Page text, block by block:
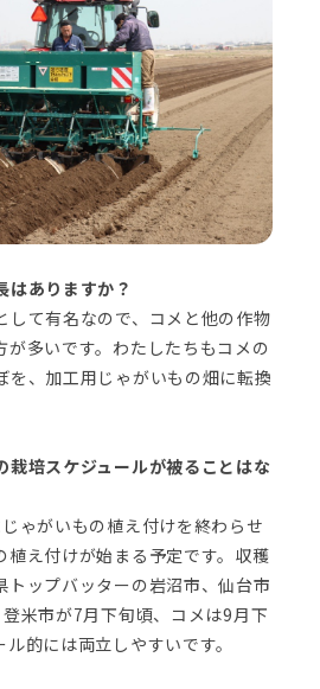
はありますか？
して有名なので、コメと他の作物
が多いです。わたしたちもコメの
を、加工用じゃがいもの畑に転換
栽培スケジュールが被ることはな
ゃがいもの植え付けを終わらせ
植え付けが始まる予定です。収穫
トップバッターの岩沼市、仙台市
米市が7月下旬頃、コメは9月下
的には両立しやすいです。